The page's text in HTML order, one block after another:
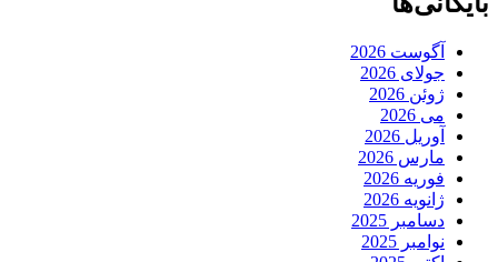
آگوست 2026
جولای 2026
ژوئن 2026
می 2026
آوریل 2026
مارس 2026
فوریه 2026
ژانویه 2026
دسامبر 2025
نوامبر 2025